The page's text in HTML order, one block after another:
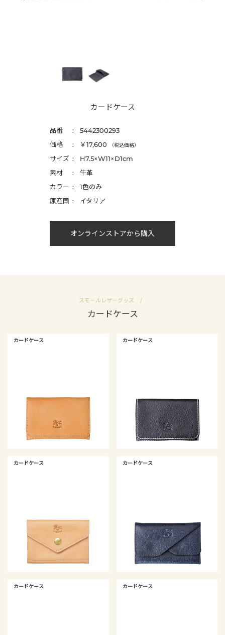
カードケース
品番
5442300293
価格
￥17,600 （税込価格）
サイズ
H7.5×W11×D1cm
素材
牛革
カラー
1色のみ
原産国
イタリア
オンラインストアから購入
スモールレザーグッズ
カードケース
カードケース カードケース
カードケース カードケース
カードケース カードケース